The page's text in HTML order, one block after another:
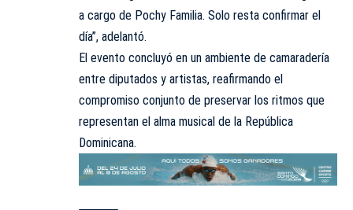
a cargo de Pochy Familia. Solo resta confirmar el
día”, adelantó.
El evento concluyó en un ambiente de camaradería
entre diputados y artistas, reafirmando el
compromiso conjunto de preservar los ritmos que
representan el alma musical de la República
Dominicana.